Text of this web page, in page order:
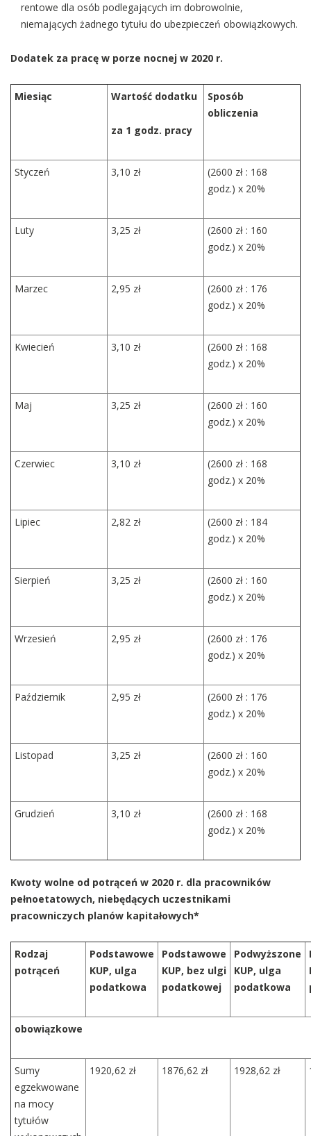
rentowe dla osób podlegających im dobrowolnie,
niemających żadnego tytułu do ubezpieczeń obowiązkowych.
Dodatek za pracę w porze nocnej w 2020 r.
Miesiąc Wartość dodatku
za 1 godz. pracy
Sposób
obliczenia
Styczeń 3,10 zł
(2600 zł : 168
godz.) x 20%
Luty 3,25 zł
(2600 zł : 160
godz.) x 20%
Marzec 2,95 zł
(2600 zł : 176
godz.) x 20%
Kwiecień 3,10 zł
(2600 zł : 168
godz.) x 20%
Maj 3,25 zł
(2600 zł : 160
godz.) x 20%
Czerwiec 3,10 zł
(2600 zł : 168
godz.) x 20%
Lipiec 2,82 zł
(2600 zł : 184
godz.) x 20%
Sierpień 3,25 zł
(2600 zł : 160
godz.) x 20%
Wrzesień 2,95 zł
(2600 zł : 176
godz.) x 20%
Październik 2,95 zł
(2600 zł : 176
godz.) x 20%
Listopad 3,25 zł
(2600 zł : 160
godz.) x 20%
Grudzień 3,10 zł
(2600 zł : 168
godz.) x 20%
Kwoty wolne od potrąceń w 2020 r. dla pracowników
pełnoetatowych, niebędących uczestnikami
pracowniczych planów kapitałowych*
Rodzaj
potrąceń
Podstawowe
KUP, ulga
podatkowa
Podstawowe
KUP, bez ulgi
podatkowej
Podwyższone
KUP, ulga
podatkowa
obowiązkowe
Sumy
egzekwowane
na mocy
tytułów
1920,62 zł 1876,62 zł 1928,62 zł